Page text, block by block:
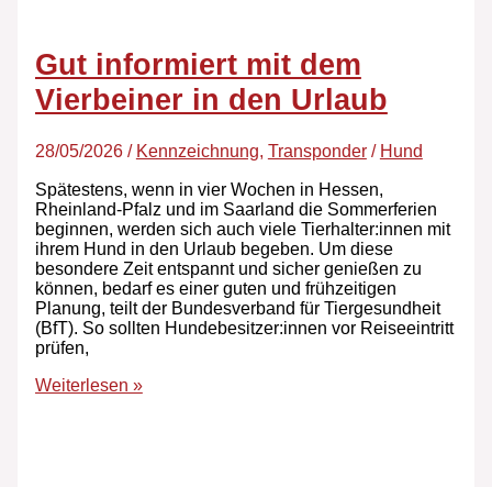
Gut informiert mit dem
Vierbeiner in den Urlaub
28/05/2026 / Kennzeichnung, Transponder/ Hund
Spätestens, wenn in vier Wochen in Hessen,
Rheinland-Pfalz und im Saarland die Sommerferien
beginnen, werden sich auch viele Tierhalter:innen mit
ihrem Hund in den Urlaub begeben. Um diese
besondere Zeit entspannt und sicher genießen zu
können, bedarf es einer guten und frühzeitigen
Planung, teilt der Bundesverband für Tiergesundheit
(BfT). So sollten Hundebesitzer:innen vor Reiseeintritt
prüfen,
Weiterlesen »